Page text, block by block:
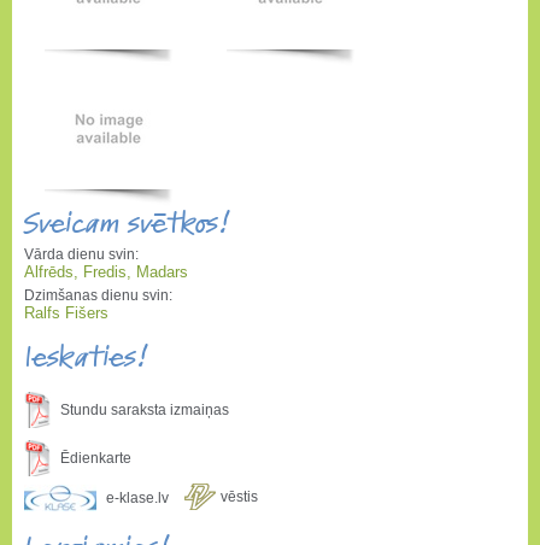
Sveicam svētkos!
Vārda dienu svin:
Alfrēds, Fredis, Madars
Dzimšanas dienu svin:
Ralfs Fišers
Ieskaties!
Stundu saraksta izmaiņas
Ēdienkarte
e-klase.lv vēstis